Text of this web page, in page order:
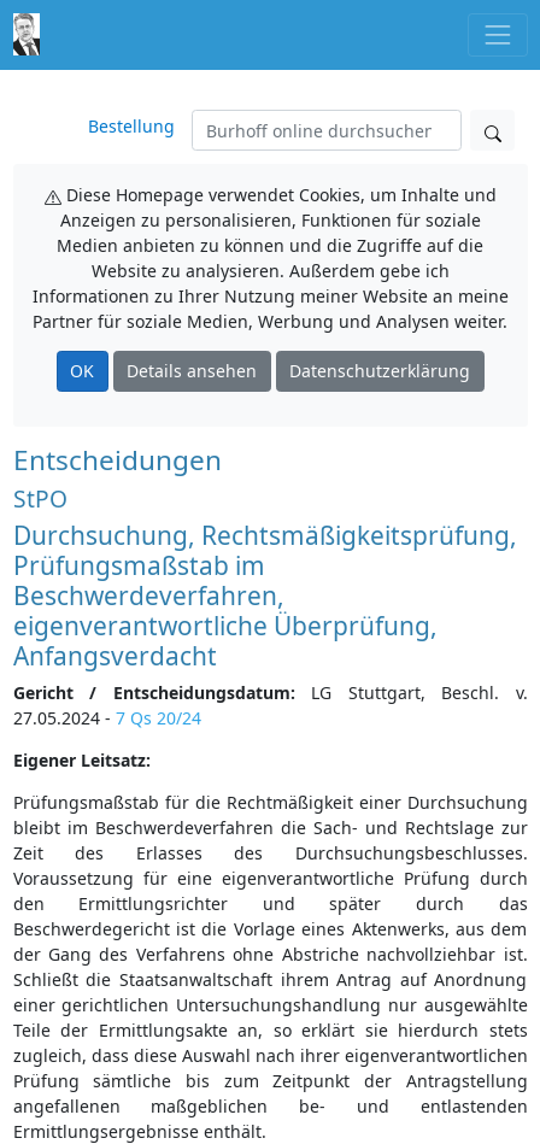
Bestellung
Diese Homepage verwendet Cookies, um Inhalte und
Anzeigen zu personalisieren, Funktionen für soziale
Medien anbieten zu können und die Zugriffe auf die
Website zu analysieren. Außerdem gebe ich
Informationen zu Ihrer Nutzung meiner Website an meine
Partner für soziale Medien, Werbung und Analysen weiter.
OK Details ansehen Datenschutzerklärung
Entscheidungen
StPO
Durchsuchung, Rechtsmäßigkeitsprüfung,
Prüfungsmaßstab im
Beschwerdeverfahren,
eigenverantwortliche Überprüfung,
Anfangsverdacht
Gericht / Entscheidungsdatum: LG Stuttgart, Beschl. v.
27.05.2024 - 7 Qs 20/24
Eigener Leitsatz:
Prüfungsmaßstab für die Rechtmäßigkeit einer Durchsuchung
bleibt im Beschwerdeverfahren die Sach- und Rechtslage zur
Zeit des Erlasses des Durchsuchungsbeschlusses.
Voraussetzung für eine eigenverantwortliche Prüfung durch
den Ermittlungsrichter und später durch das
Beschwerdegericht ist die Vorlage eines Aktenwerks, aus dem
der Gang des Verfahrens ohne Abstriche nachvollziehbar ist.
Schließt die Staatsanwaltschaft ihrem Antrag auf Anordnung
einer gerichtlichen Untersuchungshandlung nur ausgewählte
Teile der Ermittlungsakte an, so erklärt sie hierdurch stets
zugleich, dass diese Auswahl nach ihrer eigenverantwortlichen
Prüfung sämtliche bis zum Zeitpunkt der Antragstellung
angefallenen maßgeblichen be- und entlastenden
Ermittlungsergebnisse enthält.